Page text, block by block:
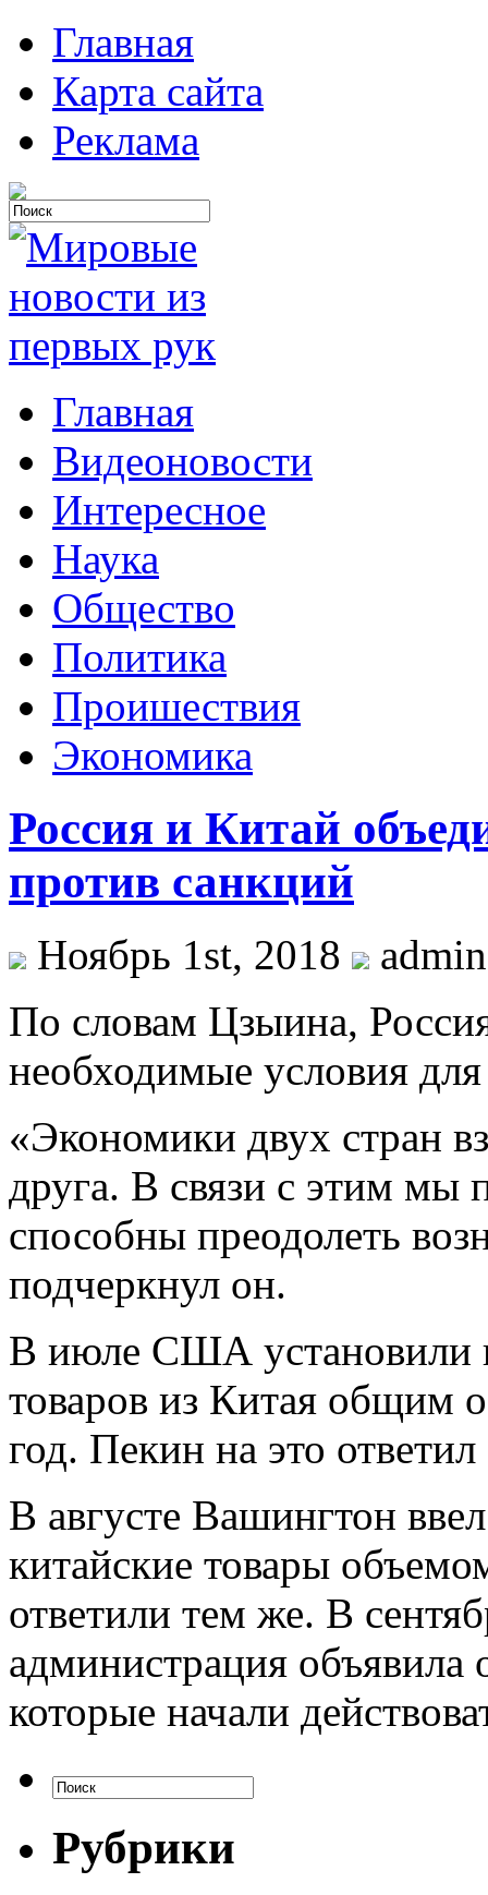
Главная
Карта сайта
Реклама
Главная
Видеоновости
Интересное
Наука
Общество
Политика
Проишествия
Экономика
Россия и Китай
против санкций
Ноябрь 1st, 2018
Пo словам Цзыина,
необходимые условия
«Экономики двух стран
друга. В связи с этим
способны преодолеть
подчеркнул он.
В июле США установили
товаров из Китая общим
год. Пекин на это ответил
В августе Вашингтон
китайские товары
ответили тем же. В
администрация
которые начали
Рубрики